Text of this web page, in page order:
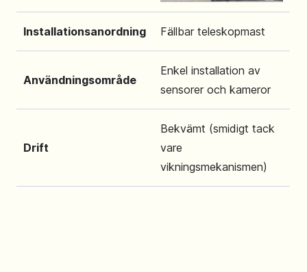
Installationsanordning Fällbar teleskopmast
Användningsområde
Enkel installation av
sensorer och kameror
Drift
Bekvämt (smidigt tack
vare
vikningsmekanismen)